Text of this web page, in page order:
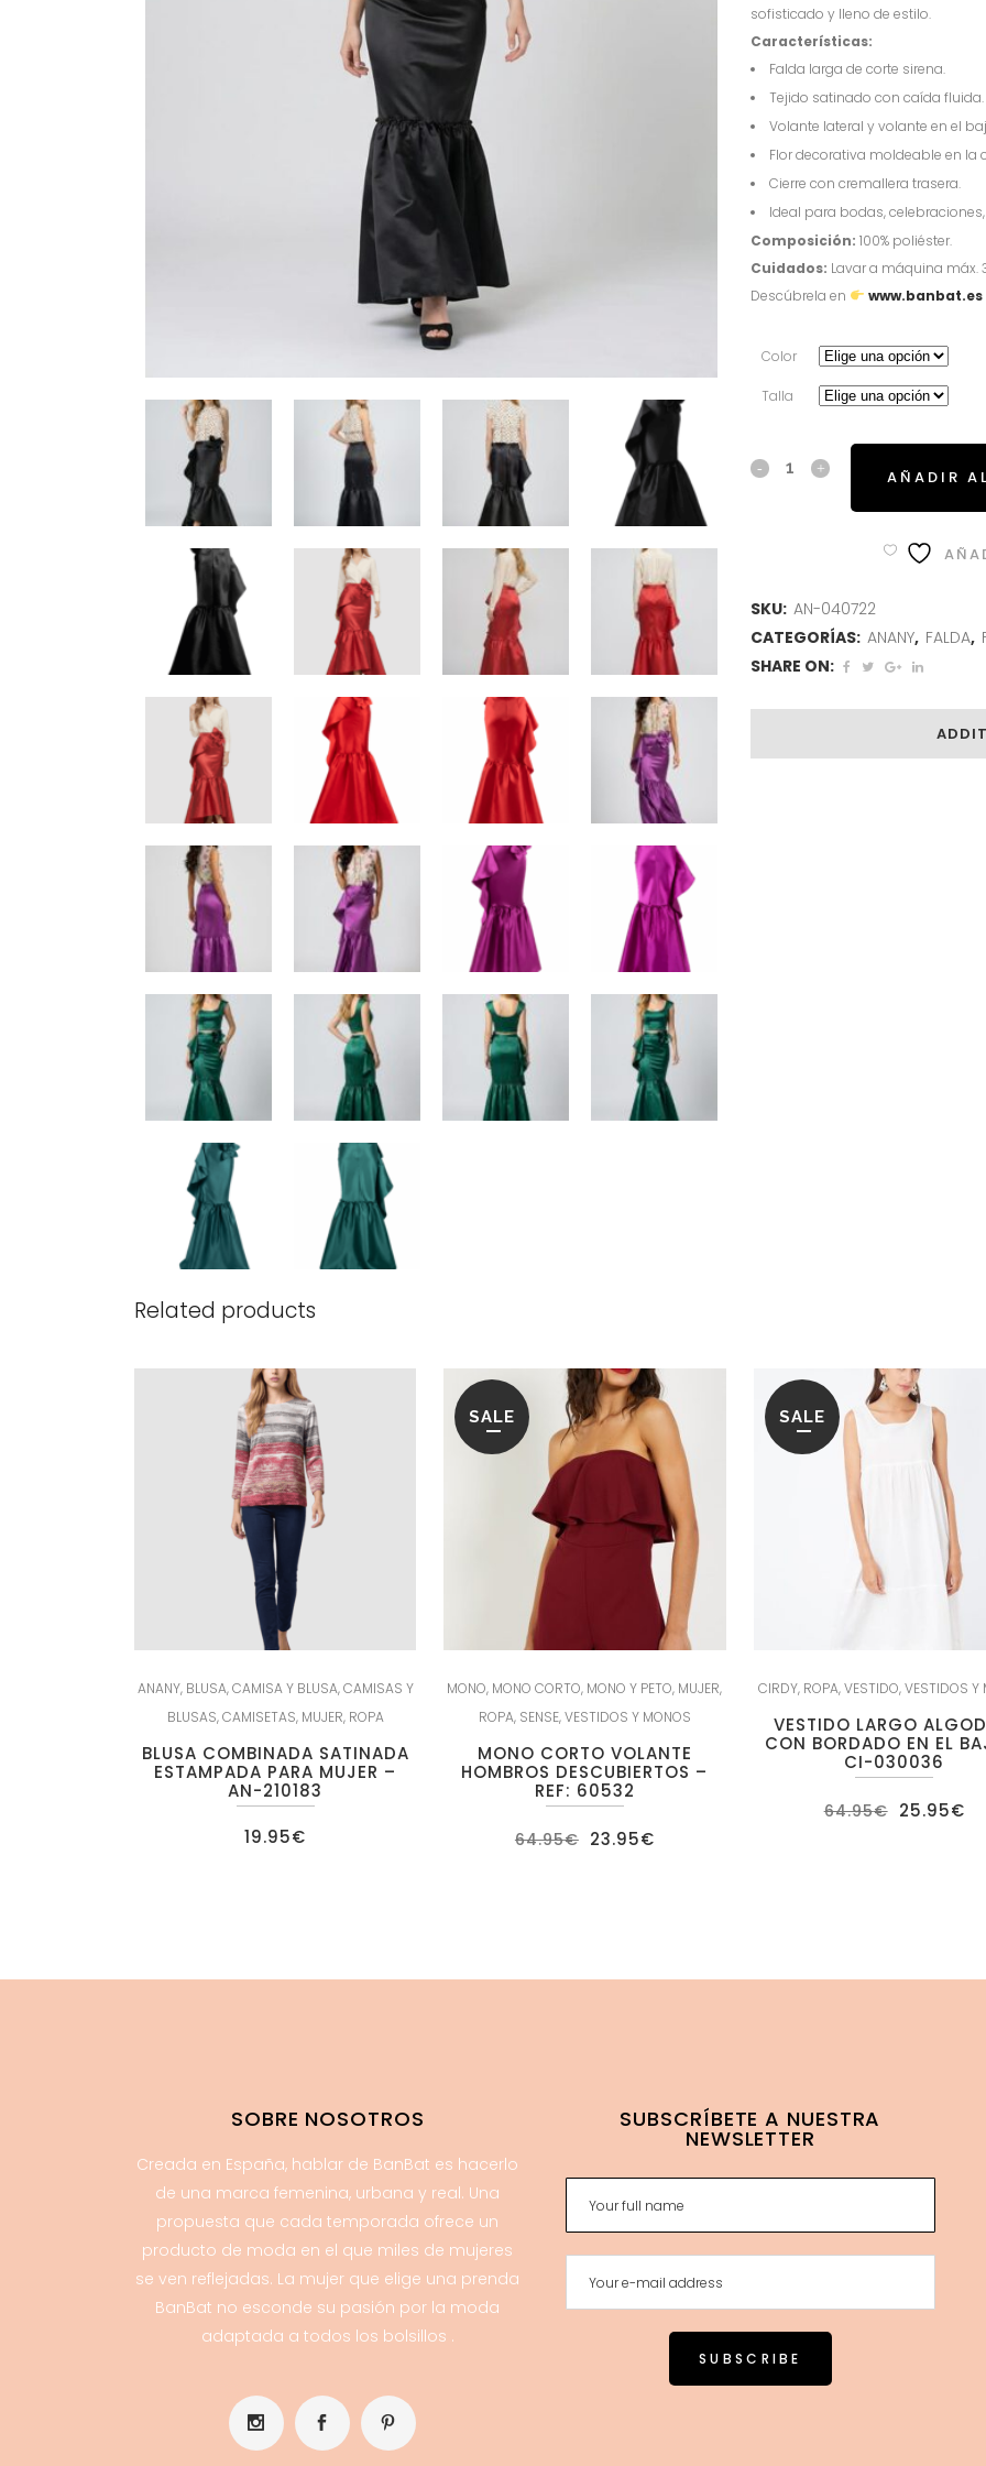
sofisticado y lleno de estilo.
Características:
Falda larga de corte sirena.
Tejido satinado con caída fluida.
Volante lateral y volante en el
Flor decorativa moldeable en la
Cierre con cremallera trasera.
Ideal para bodas,
Composición: 100% poliéster.
Cuidados: Lavar a máquina máx.
Descúbrela en
www.banbat.es
Color
Talla
AÑADIR
SKU: AN-040722
CATEGORÍAS: ANANY, FALDA,
SHARE ON:
Related products
ANANY, BLUSA,CAMISA Y BLUSA,CAMISAS Y
BLUSAS,CAMISETAS, MUJER, ROPA
BLUSA COMBINADA SATINADA
ESTAMPADA PARA MUJER –
AN-210183
19.95€
SALE
MONO, MONO CORTO, MONO Y PETO, MUJER,
ROPA, SENSE,VESTIDOS Y MONOS
MONO CORTO VOLANTE
HOMBROS DESCUBIERTOS –
REF: 60532
64.95€ El
precio
23.95€El
SALE
CIRDY, ROPA,VESTIDO,VESTIDOS Y
VESTIDO LARGO
CON BORDADO EN EL
CI-030036
64.95€ El
precio
25.95€El
SOBRE NOSOTROS
Creada en España, hablar de BanBat es hacerlo
de una marca femenina, urbana y real. Una
propuesta que cada temporada ofrece un
producto de moda en el que miles de mujeres
se ven reflejadas. La mujer que elige una prenda
BanBat no esconde su pasión por la moda
adaptada a todos los bolsillos .
SUBSCRÍBETE A NUESTRA
NEWSLETTER